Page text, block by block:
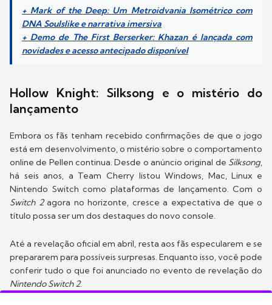
+ Mark of the Deep: Um Metroidvania Isométrico com
DNA Soulslike e narrativa imersiva
+ Demo de The First Berserker: Khazan é lançada com
novidades e acesso antecipado disponível
Hollow Knight: Silksong e o mistério do
lançamento
Embora os fãs tenham recebido confirmações de que o jogo
está em desenvolvimento, o mistério sobre o comportamento
online de Pellen continua. Desde o anúncio original de Silksong,
há seis anos, a Team Cherry listou Windows, Mac, Linux e
Nintendo Switch como plataformas de lançamento. Com o
Switch 2agora no horizonte, cresce a expectativa de que o
título possa ser um dos destaques do novo console.
Até a revelação oficial em abril, resta aos fãs especularem e se
prepararem para possíveis surpresas. Enquanto isso, você pode
conferir tudo o que foi anunciado no evento de revelação do
Nintendo Switch 2.